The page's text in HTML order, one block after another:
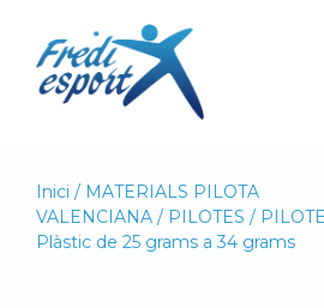
contingut
Inici / MATERIALS PILOTA
VALENCIANA / PILOTES /
Plàstic de 25 grams a 34 grams